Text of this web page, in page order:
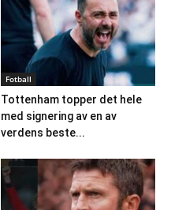
Fotball
Tottenham topper det hele
med signering av en av
verdens beste...